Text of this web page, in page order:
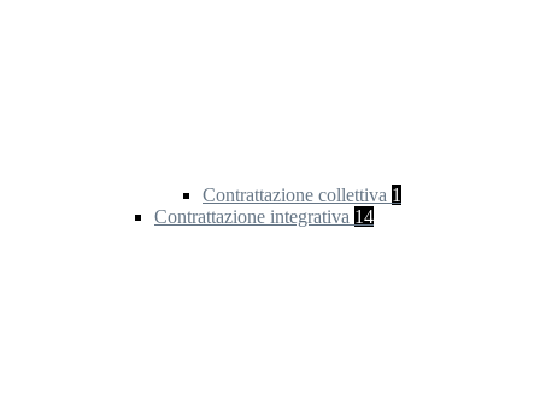
Contrattazione collettiva 1
Contrattazione integrativa 14